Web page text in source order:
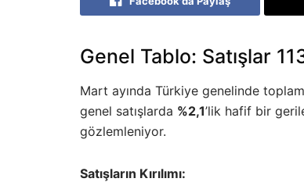
Genel Tablo: Satışlar
Mart ayında Türkiye genelinde toplam
genel satışlarda %2,1’lik hafif bir
gözlemleniyor.
Satışların Kırılımı: